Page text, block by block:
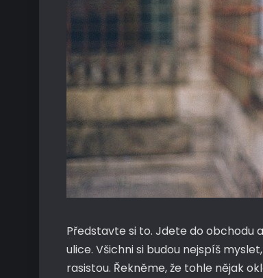
Představte si to. Jdete do obchodu
ulice. Všichni si budou nejspíš
rasistou. Řekněme, že tohle nějak